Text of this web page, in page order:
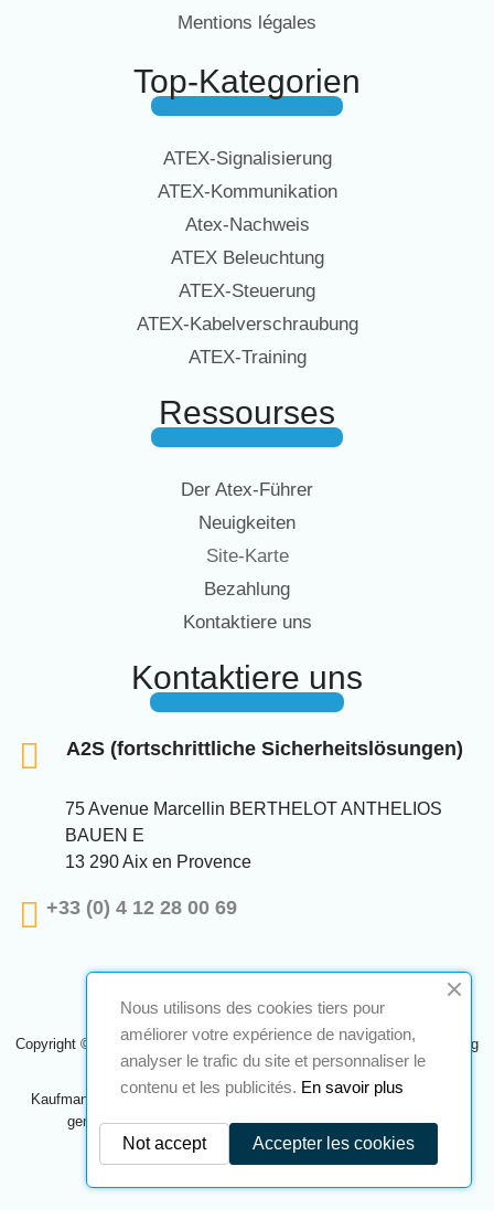
Mentions légales
Top-Kategorien
ATEX-Signalisierung
ATEX-Kommunikation
Atex-Nachweis
ATEX Beleuchtung
ATEX-Steuerung
ATEX-Kabelverschraubung
ATEX-Training
Ressourses
Der Atex-Führer
Neuigkeiten
Site-Karte
Bezahlung
Kontaktiere uns
Kontaktiere uns
A2S (fortschrittliche Sicherheitslösungen)
75 Avenue Marcellin BERTHELOT ANTHELIOS
BAUEN E
13 290 Aix en Provence
+33 (0) 4 12 28 00 69
Copyright © 2024 A2S ATEX. Alle Rechte vorbehalten. Eine Realisierung
Navilog
Kaufmann, der von der offensichtlichen Meinung des Unternehmens
genehmigt wurde,Klicken Sie hier, um es zu überprüfen.
Nous utilisons des cookies tiers pour
améliorer votre expérience de navigation,
analyser le trafic du site et personnaliser le
contenu et les publicités. En savoir plus
Accepter les cookies
Not accept